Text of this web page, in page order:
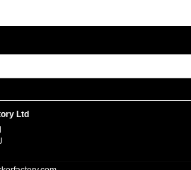
Ltd